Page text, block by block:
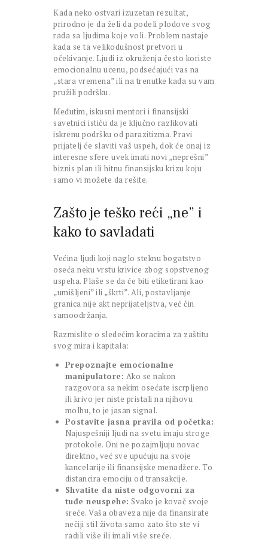
Kada neko ostvari izuzetan rezultat,
prirodno je da želi da podeli plodove svog
rada sa ljudima koje voli. Problem nastaje
kada se ta velikodušnost pretvori u
očekivanje. Ljudi iz okruženja često koriste
emocionalnu ucenu, podsećajući vas na
„stara vremena” ili na trenutke kada su vam
pružili podršku.
Međutim, iskusni mentori i finansijski
savetnici ističu da je ključno razlikovati
iskrenu podršku od parazitizma. Pravi
prijatelj će slaviti vaš uspeh, dok će onaj iz
interesne sfere uvek imati novi „neprešni”
biznis plan ili hitnu finansijsku krizu koju
samo vi možete da rešite.
Zašto je teško reći „ne” i
kako to savladati
Većina ljudi koji naglo steknu bogatstvo
oseća neku vrstu krivice zbog sopstvenog
uspeha. Plaše se da će biti etiketirani kao
„umišljeni” ili „škrti”. Ali, postavljanje
granica nije akt neprijateljstva, već čin
samoodržanja.
Razmislite o sledećim koracima za zaštitu
svog mira i kapitala:
Prepoznajte emocionalne
manipulatore: Ako se nakon
razgovora sa nekim osećate iscrpljeno
ili krivo jer niste pristali na njihovu
molbu, to je jasan signal.
Postavite jasna pravila od početka:
Najuspešniji ljudi na svetu imaju stroge
protokole. Oni ne pozajmljuju novac
direktno, već sve upućuju na svoje
kancelarije ili finansijske menadžere. To
distancira emociju od transakcije.
Shvatite da niste odgovorni za
tuđe neuspehe: Svako je kovač svoje
sreće. Vaša obaveza nije da finansirate
nečiji stil života samo zato što ste vi
radili više ili imali više sreće.